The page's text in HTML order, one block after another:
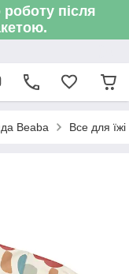
після
Beaba Все для